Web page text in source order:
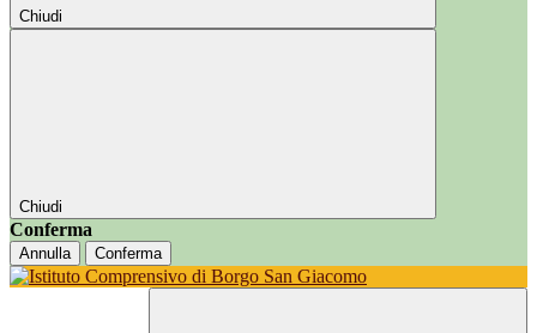
Chiudi
Chiudi
Conferma
Annulla Conferma